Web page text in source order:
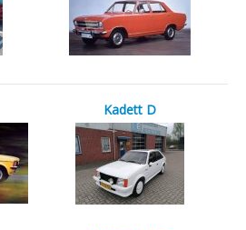
Kadett D